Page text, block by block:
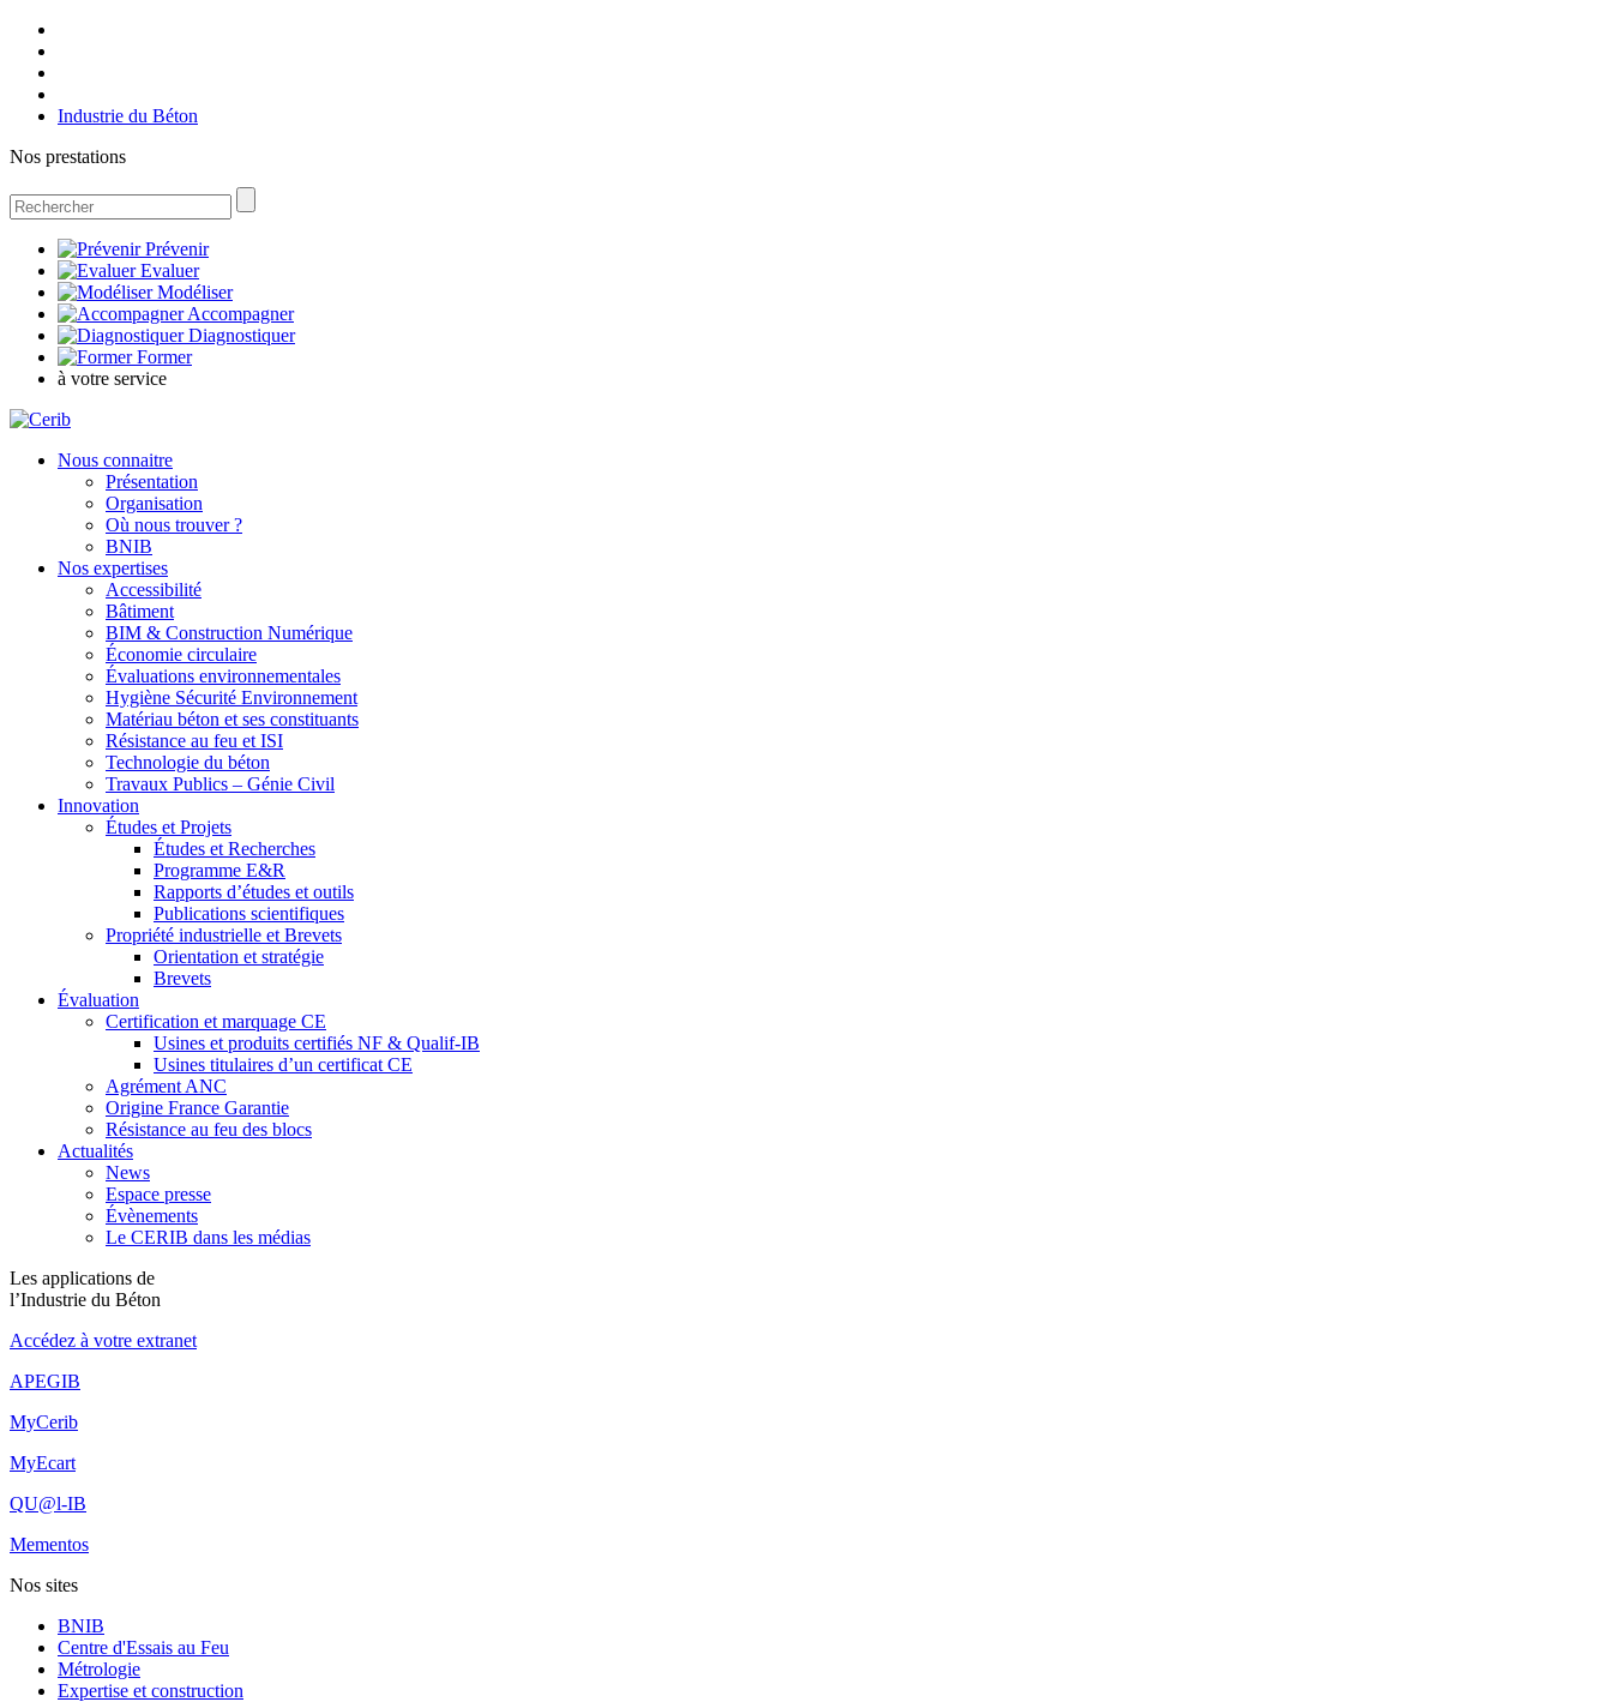
Industrie du Béton
Nos prestations
Prévenir
Evaluer
Modéliser
Accompagner
Diagnostiquer
Former
à votre service
Nous connaitre
Présentation
Organisation
Où nous trouver ?
BNIB
Nos expertises
Accessibilité
Bâtiment
BIM & Construction Numérique
Économie circulaire
Évaluations environnementales
Hygiène Sécurité Environnement
Matériau béton et ses constituants
Résistance au feu et ISI
Technologie du béton
Travaux Publics – Génie Civil
Innovation
Études et Projets
Études et Recherches
Programme E&R
Rapports d’études et outils
Publications scientifiques
Propriété industrielle et Brevets
Orientation et stratégie
Brevets
Évaluation
Certification et marquage CE
Usines et produits certifiés NF & Qualif-IB
Usines titulaires d’un certificat CE
Agrément ANC
Origine France Garantie
Résistance au feu des blocs
Actualités
News
Espace presse
Évènements
Le CERIB dans les médias
Les applications de
l’Industrie du Béton
Accédez à votre extranet
APEGIB
MyCerib
MyEcart
QU@l-IB
Mementos
Nos sites
BNIB
Centre d'Essais au Feu
Métrologie
Expertise et construction